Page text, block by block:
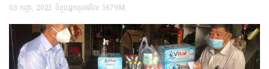
17 មីនា
2022
03 កញ្ញា, 2021 ចំនួនអ្នកចូលមើល :1679M